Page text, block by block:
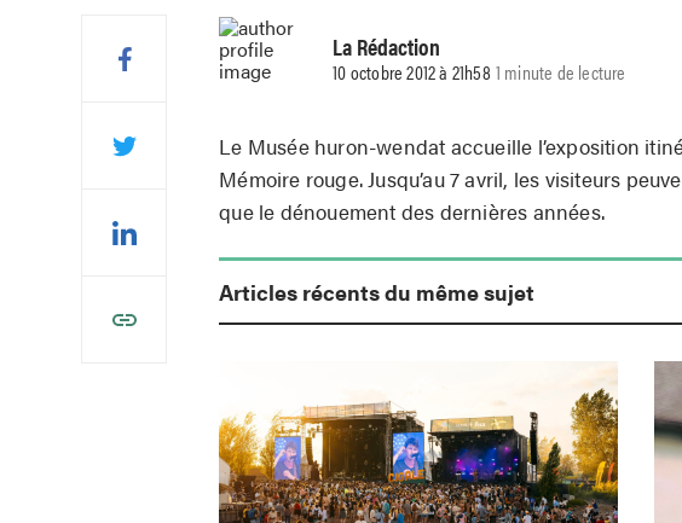
La Rédaction
10 octobre 2012 à 21h58 1 minute de lecture
Le Musée huron-wendat accueille l’exposition
Mémoire rouge. Jusqu’au 7 avril, les visiteurs
que le dénouement des dernières années.
Articles récents du même sujet